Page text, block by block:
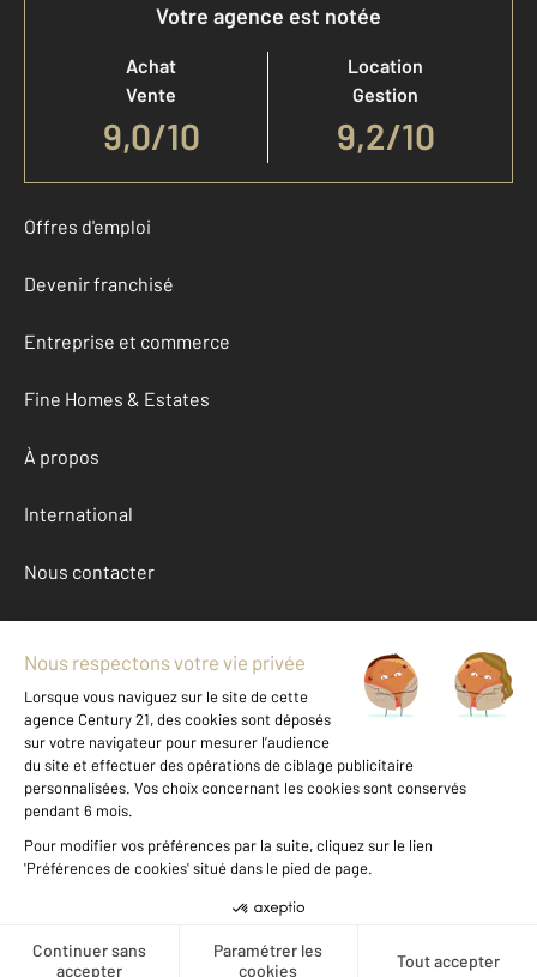
Téléphoner
Votre agence est notée
Achat
Vente
9,0/10
Location
Gestion
9,2/10
Offres d'emploi
Devenir franchisé
Entreprise et commerce
Fine Homes & Estates
À propos
International
Nous contacter
Mentions légales & CGU et Barèmes d'honoraires
Données personnelles
Gestionnaire des cookies
Achat appartement autour de LE PRE ST GERVAIS (93310)